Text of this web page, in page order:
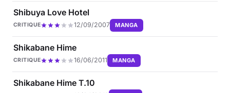
Shibuya Love Hotel
CRITIQUE 12/09/2007 MANGA
Shikabane Hime
CRITIQUE 16/06/2011 MANGA
Shikabane Hime T.10